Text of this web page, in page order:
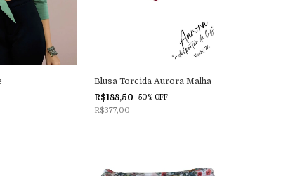
Blusa Torcida Aurora Malha
R$188,50 -50% OFF
R$377,00